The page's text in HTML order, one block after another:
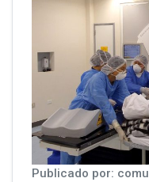
Publicado por: